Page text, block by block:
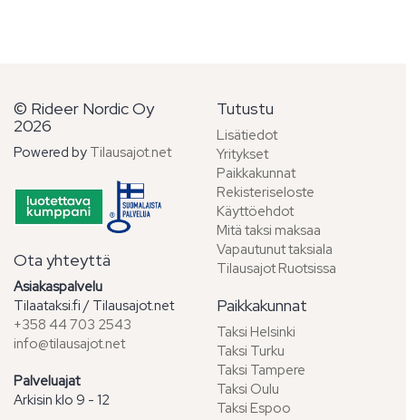
© Rideer Nordic Oy
2026
Powered by Tilausajot.net
Ota yhteyttä
Asiakaspalvelu
Tilaataksi.fi / Tilausajot.net
+358 44 703 2543
info@tilausajot.net
Palveluajat
Arkisin klo 9 - 12
Tutustu
Lisätiedot
Yritykset
Paikkakunnat
Rekisteriseloste
Käyttöehdot
Mitä taksi maksaa
Vapautunut taksiala
Tilausajot Ruotsissa
Paikkakunnat
Taksi Helsinki
Taksi Turku
Taksi Tampere
Taksi Oulu
Taksi Espoo